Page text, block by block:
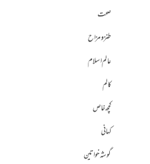
صحت
طنز و مزاح
عالم اسلام
کالم
کچھ خاص
کہانی
گوشہ خواتین